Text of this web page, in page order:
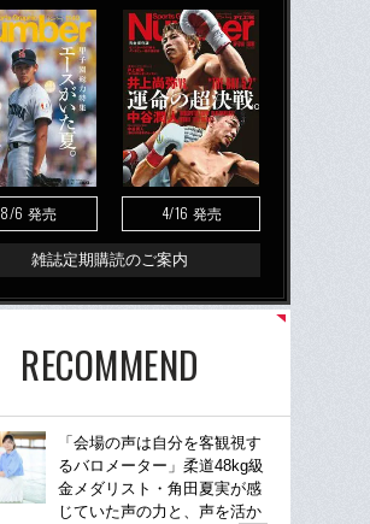
8/6 発売 4/16 発売
雑誌定期購読のご案内
RECOMMEND
「会場の声は自分を客観視す
るバロメーター」柔道48kg級
金メダリスト・角田夏実が感
じていた声の力と、声を活か